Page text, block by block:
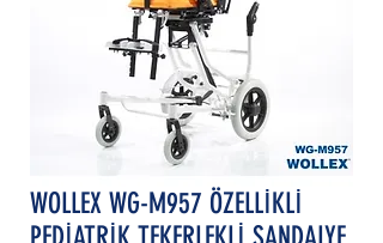
WOLLEX WG-M957 ÖZELLİKLİ